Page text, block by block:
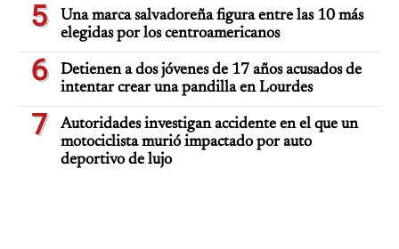
5
Una marca salvadoreña figura entre las 10 más
elegidas por los centroamericanos
6
Detienen a dos jóvenes de 17 años acusados de
intentar crear una pandilla en Lourdes
7
Autoridades investigan accidente en el que un
motociclista murió impactado por auto
deportivo de lujo